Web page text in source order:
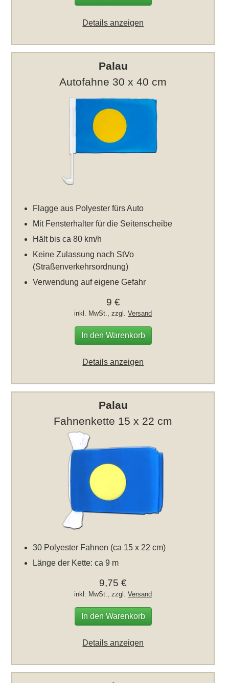
Details anzeigen
Palau
Autofahne 30 x 40 cm
Flagge aus Polyester fürs Auto
Mit Fensterhalter für die Seitenscheibe
Hält bis ca 80 km/h
Keine Zulassung nach StVo
(Straßenverkehrsordnung)
Verwendung auf eigene Gefahr
9 €
inkl. MwSt., zzgl.Versand
In den Warenkorb
Details anzeigen
Palau
Fahnenkette 15 x 22 cm
30 Polyester Fahnen (ca 15 x 22 cm)
Länge der Kette: ca 9 m
9,75 €
inkl. MwSt., zzgl.Versand
In den Warenkorb
Details anzeigen